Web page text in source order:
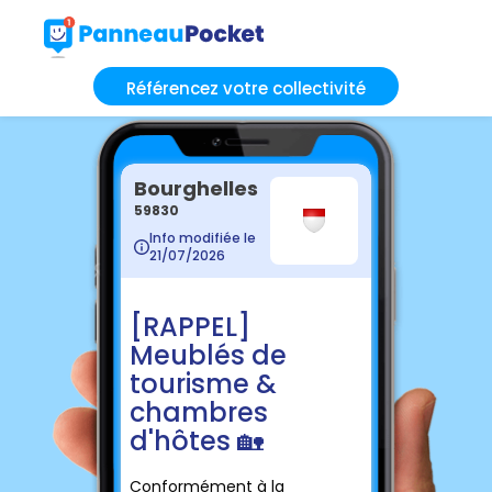
Référencez votre collectivité
Bourghelles
59830
Info modifiée le
21/07/2026
[RAPPEL]
Meublés de
tourisme &
chambres
d'hôtes 🏡
Conformément à la